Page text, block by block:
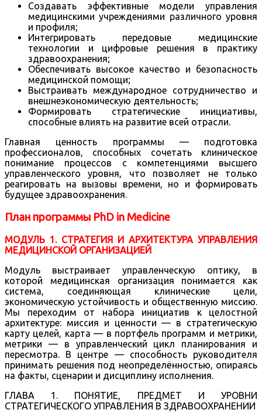
Создавать эффективные модели управления
медицинскими учреждениями различного уровня
и профиля;
Интегрировать передовые медицинские
технологии и цифровые решения в практику
здравоохранения;
Обеспечивать высокое качество и безопасность
медицинской помощи;
Выстраивать международное сотрудничество и
внешнеэкономическую деятельность;
Формировать стратегические инициативы,
способные влиять на развитие всей отрасли.
Главная ценность программы — подготовка
профессионалов, способных сочетать клиническое
понимание процессов с компетенциями высшего
управленческого уровня, что позволяет не только
реагировать на вызовы времени, но и формировать
будущее здравоохранения.
План программы PhD in Medicine
МОДУЛЬ 1. СТРАТЕГИЯ И АРХИТЕКТУРА УПРАВЛЕНИЯ
МЕДИЦИНСКОЙ ОРГАНИЗАЦИЕЙ
Модуль выстраивает управленческую оптику, в
которой медицинская организация понимается как
система, соединяющая клинические цели,
экономическую устойчивость и общественную миссию.
Мы переходим от набора инициатив к целостной
архитектуре: миссия и ценности — в стратегическую
карту целей, карта — в портфель программ и метрики,
метрики — в управленческий цикл планирования и
пересмотра. В центре — способность руководителя
принимать решения под неопределённостью, опираясь
на факты, сценарии и дисциплину исполнения.
ГЛАВА 1. ПОНЯТИЕ, ПРЕДМЕТ И УРОВНИ
СТРАТЕГИЧЕСКОГО УПРАВЛЕНИЯ В ЗДРАВООХРАНЕНИИ